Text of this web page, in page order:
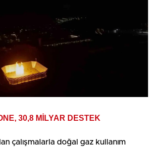
30,8 MİLYAR DESTEK
çalışmalarla doğal gaz kullanım